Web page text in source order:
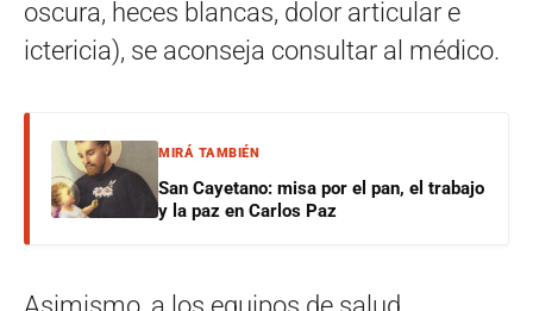
oscura, heces blancas, dolor articular e
ictericia), se aconseja consultar al médico.
MIRÁ TAMBIÉN
San Cayetano: misa por el pan, el trabajo
y la paz en Carlos Paz